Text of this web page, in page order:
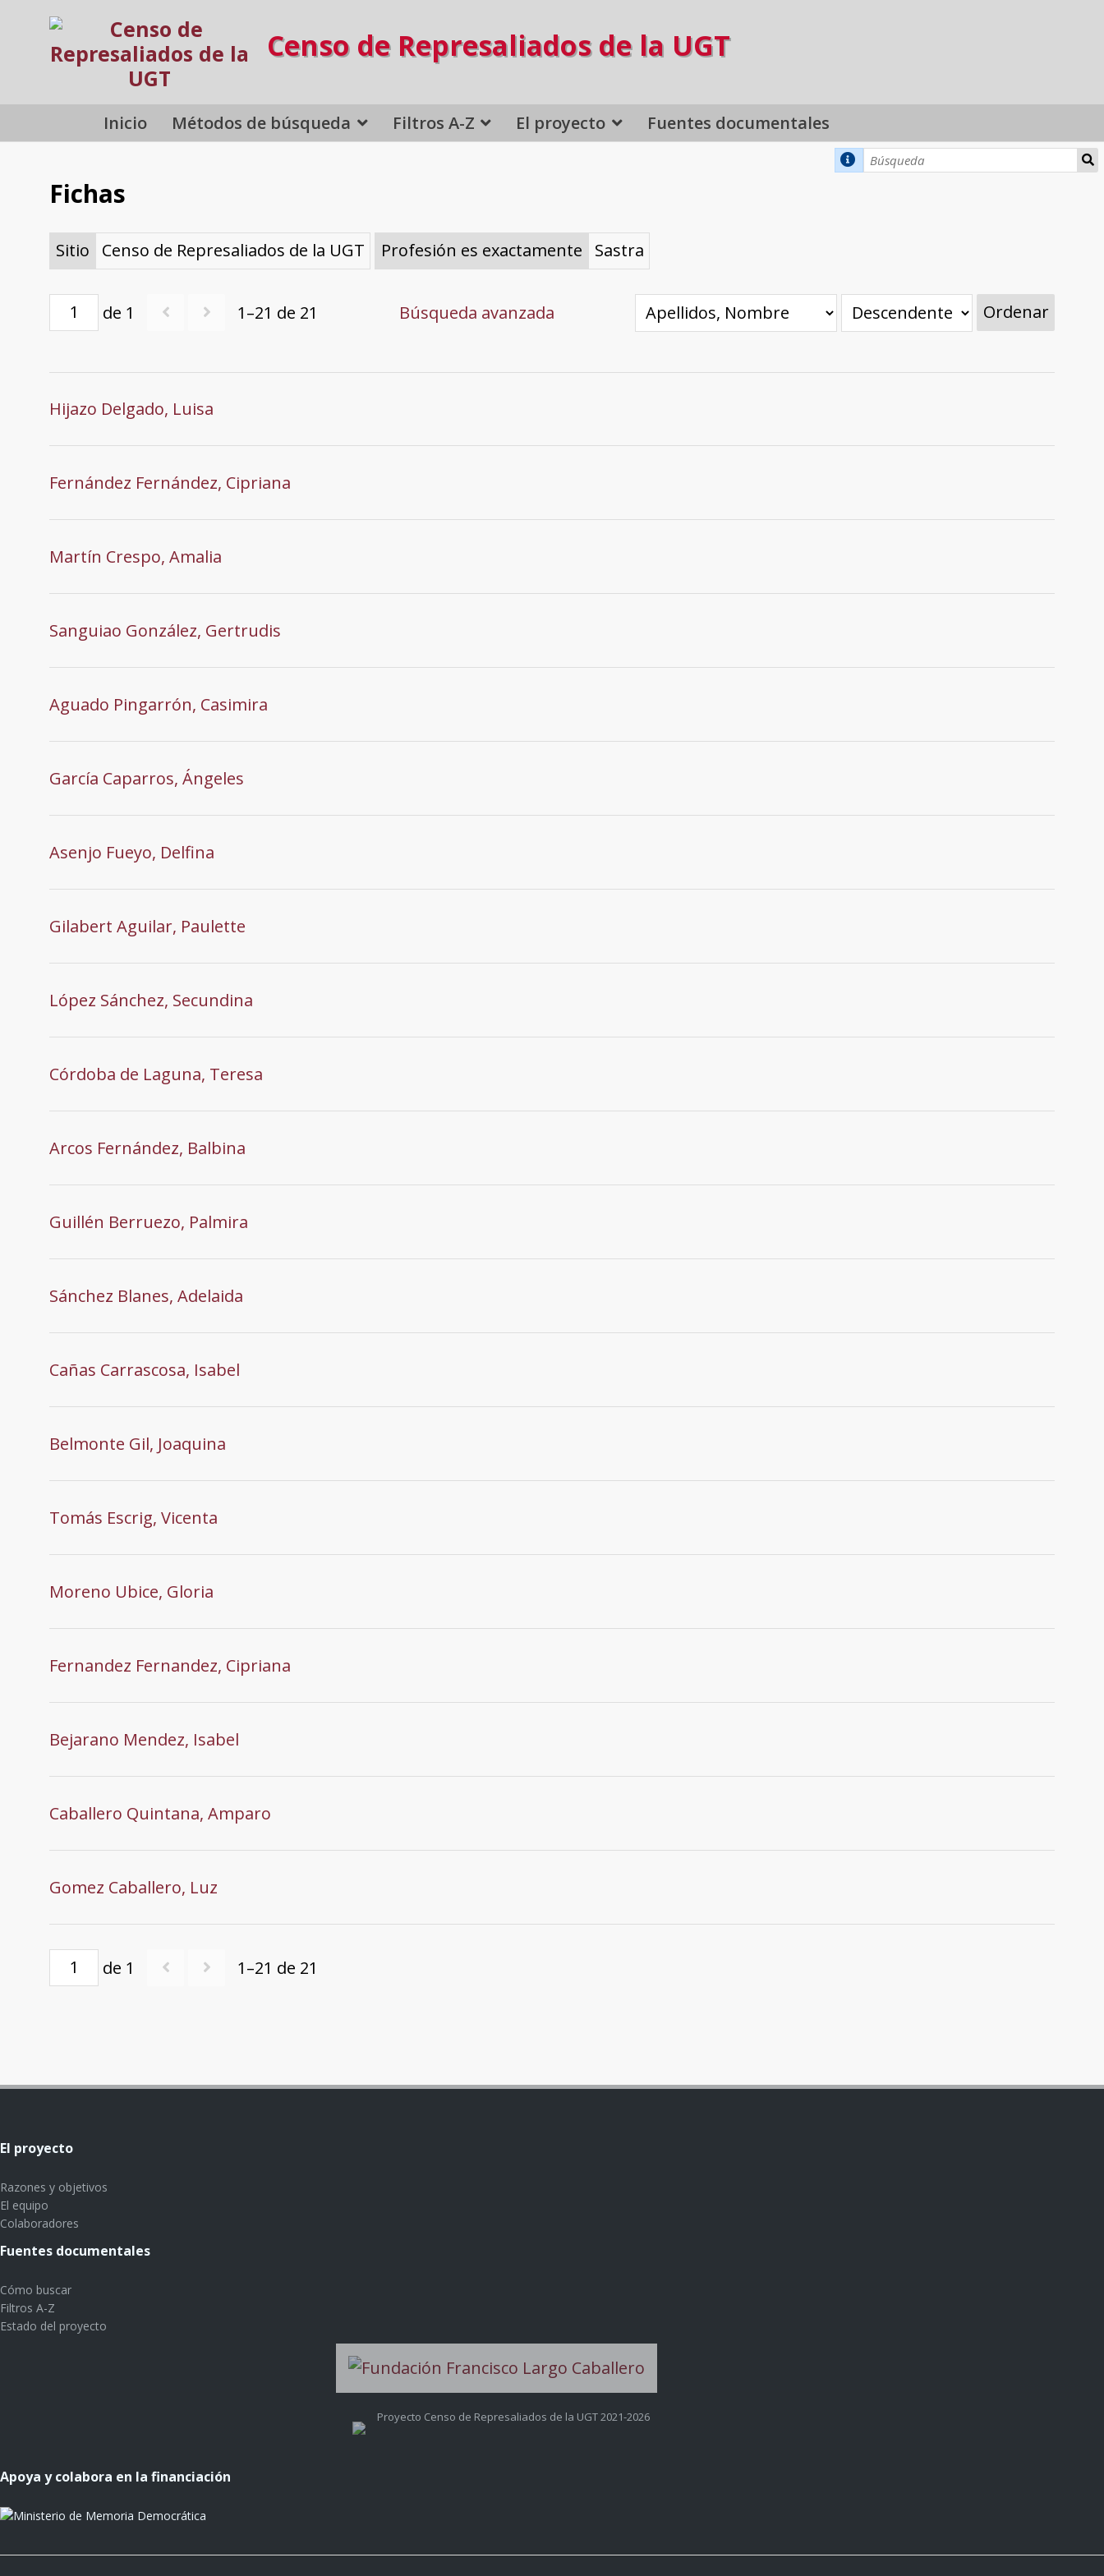
Censo de Represaliados de la UGT
Inicio Métodos de búsqueda Filtros A-Z El proyecto Fuentes documentales
Fichas
Sitio Censo de Represaliados de la UGT Profesión es exactamente Sastra
de 1 1–21 de 21 Búsqueda avanzada Ordenar
Hijazo Delgado, Luisa
Fernández Fernández, Cipriana
Martín Crespo, Amalia
Sanguiao González, Gertrudis
Aguado Pingarrón, Casimira
García Caparros, Ángeles
Asenjo Fueyo, Delfina
Gilabert Aguilar, Paulette
López Sánchez, Secundina
Córdoba de Laguna, Teresa
Arcos Fernández, Balbina
Guillén Berruezo, Palmira
Sánchez Blanes, Adelaida
Cañas Carrascosa, Isabel
Belmonte Gil, Joaquina
Tomás Escrig, Vicenta
Moreno Ubice, Gloria
Fernandez Fernandez, Cipriana
Bejarano Mendez, Isabel
Caballero Quintana, Amparo
Gomez Caballero, Luz
de 1 1–21 de 21
El proyecto
Razones y objetivos
El equipo
Colaboradores
Fuentes documentales
Cómo buscar
Filtros A-Z
Estado del proyecto
Proyecto Censo de Represaliados de la UGT 2021-2026
Apoya y colabora en la financiación